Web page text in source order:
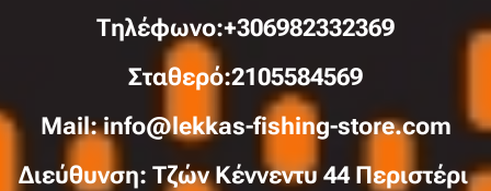
Τηλέφωνo:+306982332369
Σταθερό:2105584569
Mail: info@lekkas-fishing-store.com
Διεύθυνση: Τζών Κέννεντυ 44 Περιστέρι